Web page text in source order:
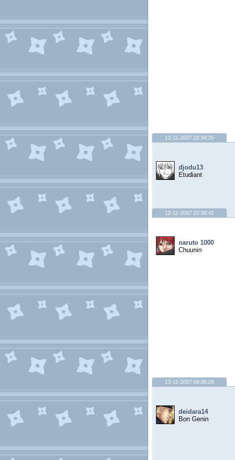
12-11-2007 22:34:35
djodu13
Etudiant
12-11-2007 22:38:42
naruto 1000
Chuunin
13-11-2007 09:35:28
deidara14
Bon Genin